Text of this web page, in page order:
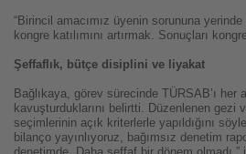
“Birincil amacımız üyenin sorununa
kongre katılımını artırmak. Sonuçları
Şeffaflık, bütçe disiplini ve liyakat
Bağlıkaya, görev sürecinde TÜRSAB’ı her
kavuşturduklarını belirtti. Düzenlenen gezi
seçimlerinin açık kriterlerle yapıldığını
bilanço yayınlıyoruz, bağımsız denetim